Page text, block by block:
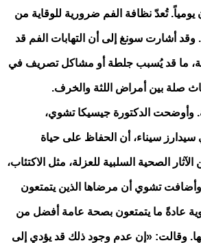
يومياً. تُعدّ نظافة الفم ضرورية للوقاية من
وقد أشارت سونغ إلى أن التهابات الفم قد
ما قد يُسبب جلطة أو مشاكل تصريف في
صلة بين أمراض اللثة والخرف.
وأوضحت الدكتورة جيسيكا تشوي،
سيناء، أن الحفاظ على حياة
الصحية السلبية للعزلة، مثل الاكتئاب،
وأضافت تشوي أن مرضاها الذين يتمتعون
عادةً ما يتمتعون بصحة عامة أفضل من
بها. وقالت: «إن عدم وجود ذلك قد يؤدي إلى